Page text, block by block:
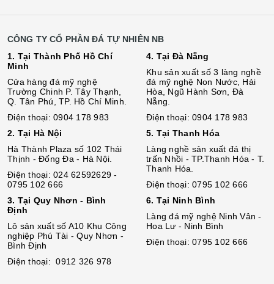
CÔNG TY CỔ PHẦN ĐÁ TỰ NHIÊN NB
1. Tại Thành Phố Hồ Chí
Minh
Cửa hàng đá mỹ nghệ
Trường Chinh P. Tây Thạnh,
Q. Tân Phú, TP. Hồ Chí Minh.
Điện thoại: 0904 178 983
2. Tại Hà Nội
Hà Thành Plaza số 102 Thái
Thịnh - Đống Đa - Hà Nội.
Điện thoại: 024 62592629 -
0795 102 666
3. Tại Quy Nhơn - Bình
Định
Lô sản xuất số A10 Khu Công
nghiệp Phú Tài - Quy Nhơn -
Bình Định
Điện thoại: 0912 326 978
4. Tại Đà Nẵng
Khu sản xuất số 3 làng nghề
đá mỹ nghệ Non Nước, Hải
Hòa, Ngũ Hành Sơn, Đà
Nẵng.
Điện thoại: 0904 178 983
5. Tại Thanh Hóa
Làng nghề sản xuất đá thị
trấn Nhồi - TP.Thanh Hóa - T.
Thanh Hóa.
Điện thoại: 0795 102 666
6. Tại Ninh Bình
Làng đá mỹ nghệ Ninh Vân -
Hoa Lư - Ninh Bình
Điện thoại: 0795 102 666